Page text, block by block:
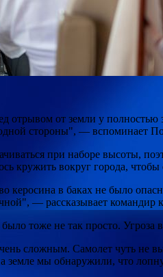
отрывом от земли у
одной стороны", — вспоминает
при наборе высоты,
кружить вокруг города,
керосина в баках не было
— рассказывает командир
тоже не так просто. Угроза
сложным. Самолет чуть не
мы обнаружили, что